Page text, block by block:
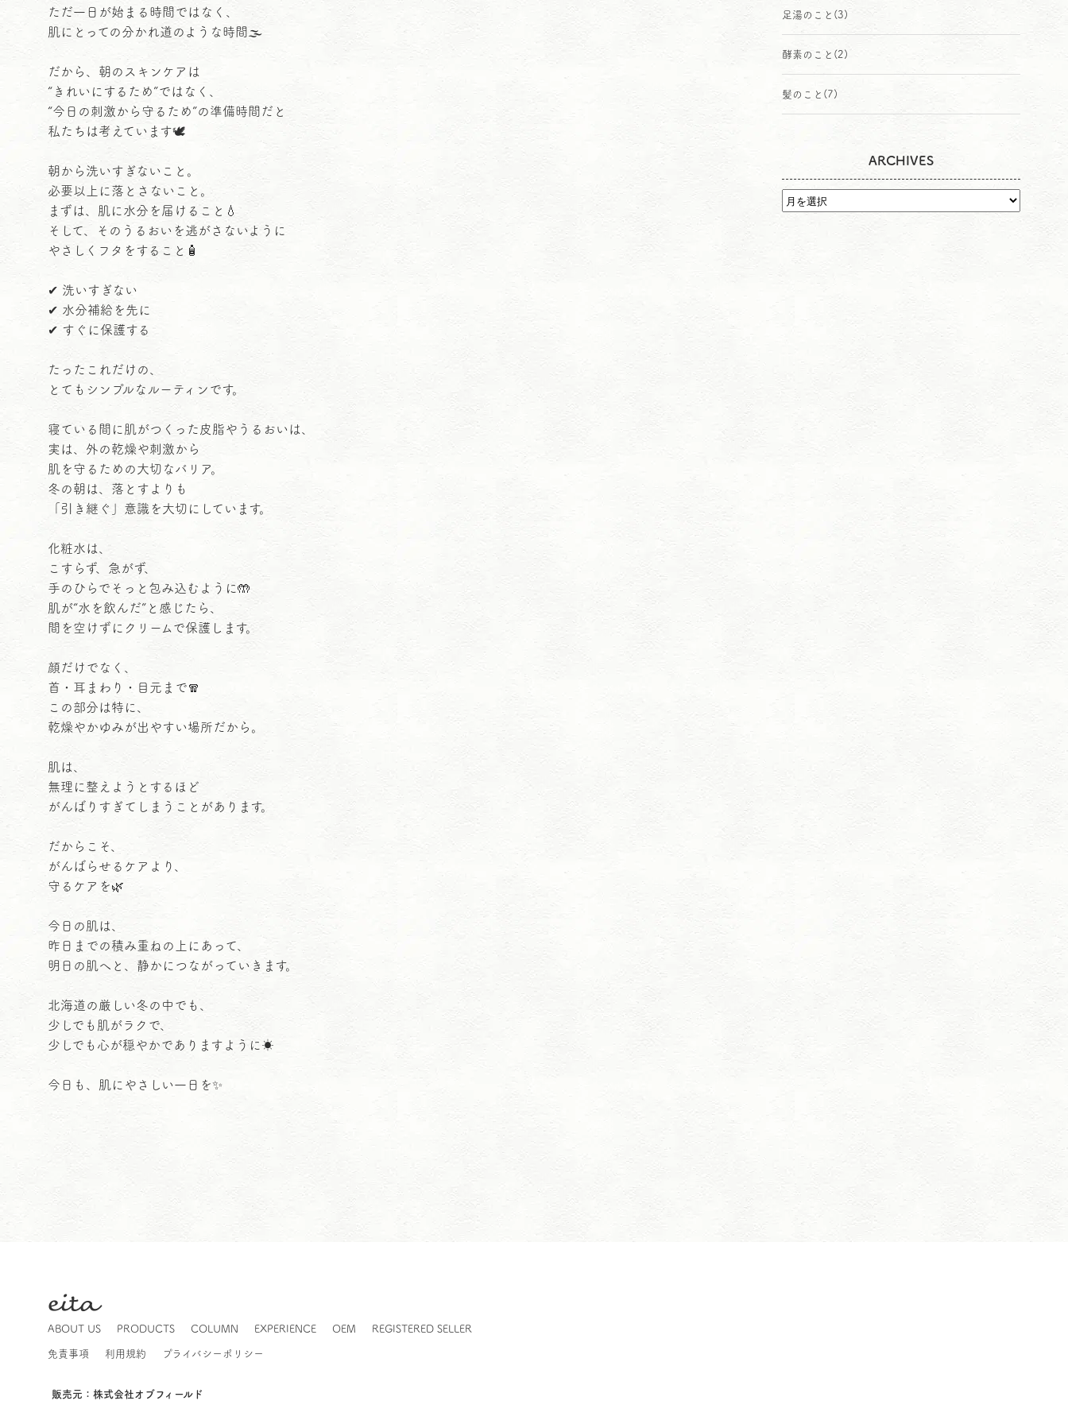
ただ一日が始まる時間ではなく、
肌にとっての分かれ道のような時間🌫️
だから、朝のスキンケアは
“きれいにするため”ではなく、
“今日の刺激から守るため”の準備時間だと
私たちは考えています🕊️
朝から洗いすぎないこと。
必要以上に落とさないこと。
まずは、肌に水分を届けること💧
そして、そのうるおいを逃がさないように
やさしくフタをすること🧴
✔ 洗いすぎない
✔ 水分補給を先に
✔ すぐに保護する
たったこれだけの、
とてもシンプルなルーティンです。
寝ている間に肌がつくった皮脂やうるおいは、
実は、外の乾燥や刺激から
肌を守るための大切なバリア。
冬の朝は、落とすよりも
「引き継ぐ」意識を大切にしています。
化粧水は、
こすらず、急がず、
手のひらでそっと包み込むように🤲
肌が“水を飲んだ”と感じたら、
間を空けずにクリームで保護します。
顔だけでなく、
首・耳まわり・目元まで🧣
この部分は特に、
乾燥やかゆみが出やすい場所だから。
肌は、
無理に整えようとするほど
がんばりすぎてしまうことがあります。
だからこそ、
がんばらせるケアより、
守るケアを🌿
今日の肌は、
昨日までの積み重ねの上にあって、
明日の肌へと、静かにつながっていきます。
北海道の厳しい冬の中でも、
少しでも肌がラクで、
少しでも心が穏やかでありますように☀️
今日も、肌にやさしい一日を✨
足湯のこと (3)
酵素のこと (2)
髪のこと (7)
ARCHIVES
eita
ABOUT US PRODUCTS COLUMN EXPERIENCE OEM REGISTERED SELLER
免責事項 利用規約 プライバシーポリシー
販売元：株式会社オブフィールド